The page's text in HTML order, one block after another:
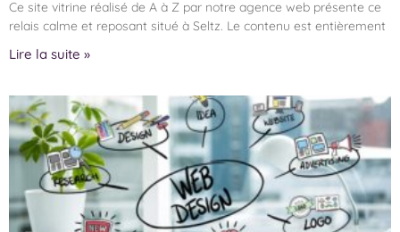
Ce site vitrine réalisé de A à Z par notre agence web présente ce
relais calme et reposant situé à Seltz. Le contenu est entièrement
Lire la suite »